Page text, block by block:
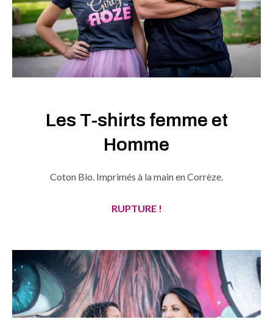
Les T-shirts femme et
Homme
Coton Bio. Imprimés à la main en Corrèze.
RUPTURE !